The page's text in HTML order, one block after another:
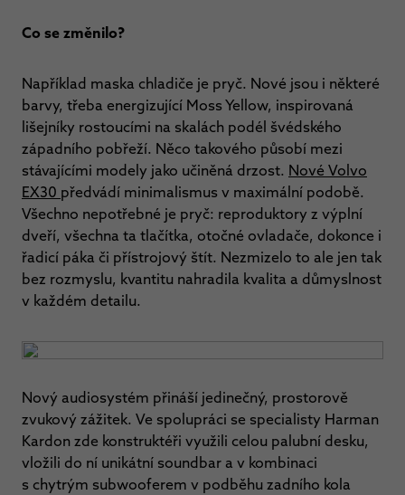
Co se změnilo?
Například maska chladiče je pryč. Nové jsou i některé
barvy, třeba energizující Moss Yellow, inspirovaná
lišejníky rostoucími na skalách podél švédského
západního pobřeží. Něco takového působí mezi
stávajícími modely jako učiněná drzost. Nové Volvo
EX30 předvádí minimalismus v maximální podobě.
Všechno nepotřebné je pryč: reproduktory z výplní
dveří, všechna ta tlačítka, otočné ovladače, dokonce i
řadicí páka či přístrojový štít. Nezmizelo to ale jen tak
bez rozmyslu, kvantitu nahradila kvalita a důmyslnost
v každém detailu.
Nový audiosystém přináší jedinečný, prostorově
zvukový zážitek. Ve spolupráci se specialisty Harman
Kardon zde konstruktéři využili celou palubní desku,
vložili do ní unikátní soundbar a v kombinaci
s chytrým subwooferem v podběhu zadního kola